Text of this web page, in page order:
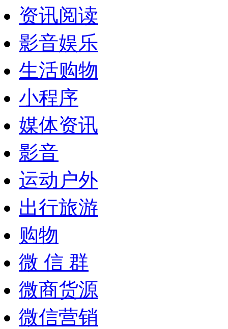
资讯阅读
影音娱乐
生活购物
小程序
媒体资讯
影音
运动户外
出行旅游
购物
微 信 群
微商货源
微信营销